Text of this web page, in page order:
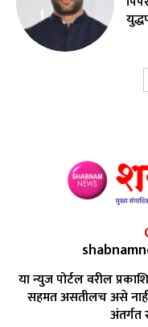
या न्युज पोर्टल वरील
सहमत असतीलच असे
अंतर्गत